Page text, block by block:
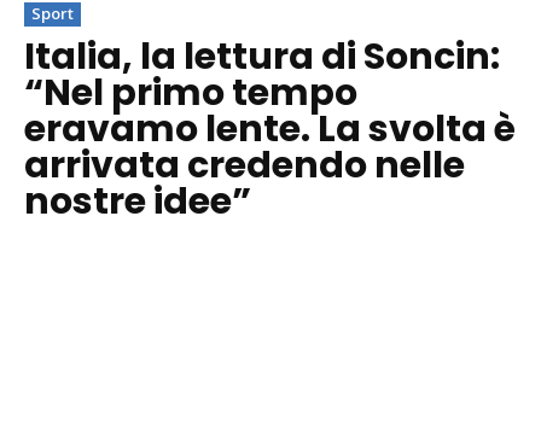
Sport
Italia, la lettura di Soncin:
“Nel primo tempo
eravamo lente. La svolta è
arrivata credendo nelle
nostre idee”